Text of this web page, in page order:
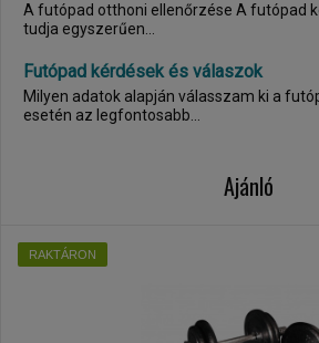
A futópad otthoni ellenőrzése A futópad kenési állapotát úgy
tudja egyszerűen...
Futópad kérdések és válaszok
Milyen adatok alapján válasszam ki a futópad
esetén az legfontosabb...
Ajánló
RAKTÁRON